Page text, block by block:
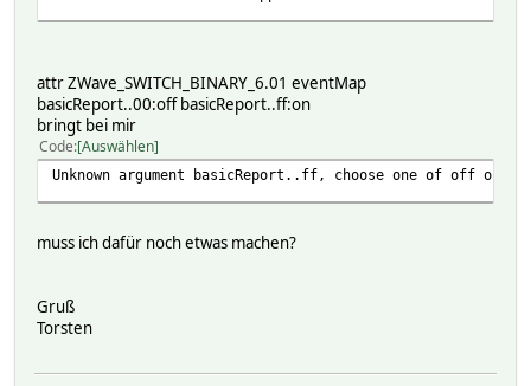
attr ZWave_SWITCH_BINARY_6.01 eventMap
basicReport..00:off basicReport..ff:on
bringt bei mir
Code Auswählen
Unknown argument basicReport..ff, choose one of
muss ich dafür noch etwas machen?
Gruß
Torsten